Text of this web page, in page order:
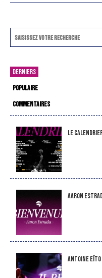
DERNIERS
POPULAIRE
COMMENTAIRES
LE
Aaron
Antoine Eïto